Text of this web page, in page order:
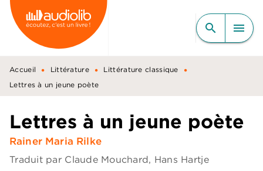
MENU RECHERCHE
CONTENU
PIED DE PAGE
search menu
Accueil • Littérature • Littérature classique •
Lettres à un jeune poète
Lettres à un jeune poète
Rainer Maria Rilke
Traduit par Claude Mouchard, Hans Hartje